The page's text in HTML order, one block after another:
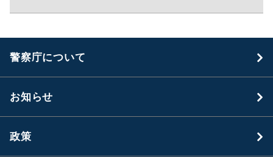
警察庁について
お知らせ
政策